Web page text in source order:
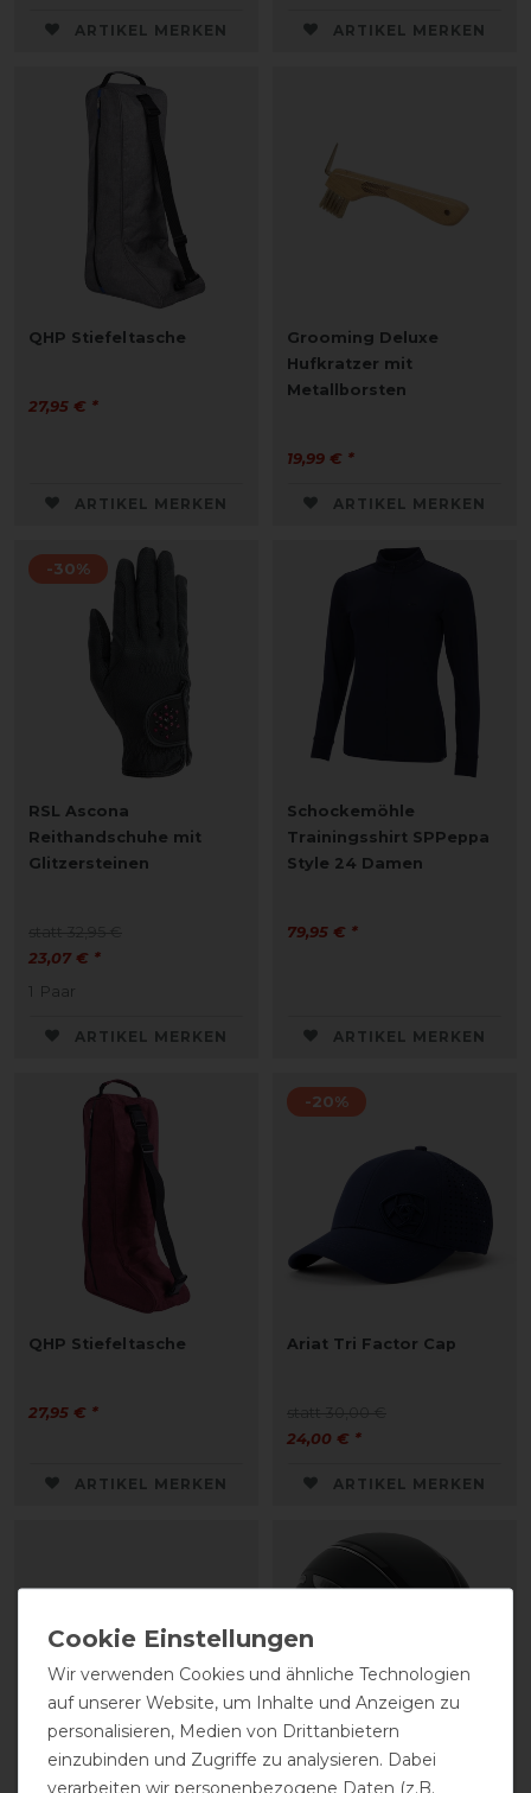
ARTIKEL MERKEN ARTIKEL MERKEN
QHP Stiefeltasche
27,95 € *
ARTIKEL MERKEN
Grooming Deluxe
Hufkratzer mit
Metallborsten
19,99 € *
ARTIKEL MERKEN
-30%
RSL Ascona
Reithandschuhe mit
Glitzersteinen
23,07 € *
1 Paar
ARTIKEL MERKEN
Schockemöhle
Trainingsshirt SPPeppa
Style 24 Damen
79,95 € *
ARTIKEL MERKEN
QHP Stiefeltasche
27,95 € *
ARTIKEL MERKEN
-20%
Ariat Tri Factor Cap
24,00 € *
ARTIKEL MERKEN
Wir verwenden Cookies und ähnliche Technologien
auf unserer Website, um Inhalte und Anzeigen zu
personalisieren, Medien von Drittanbietern
einzubinden und Zugriffe zu analysieren. Dabei
verarbeiten wir personenbezogene Daten (z.B.